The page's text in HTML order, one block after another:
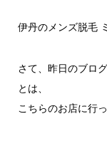
伊丹のメンズ脱毛
さて、昨日のブロ
とは、
こちらのお店に行